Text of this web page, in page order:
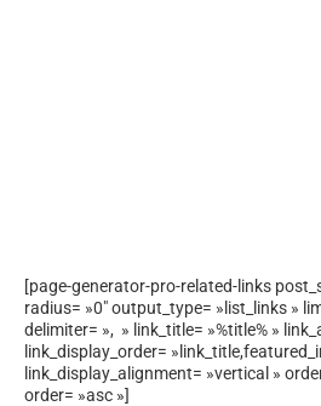
[page-generator-pro-related-links
radius= »0″ output_type= »list_links »
delimiter= », » link_title= »%title% »
link_display_order=
link_display_alignment= »vertical »
order= »asc »]